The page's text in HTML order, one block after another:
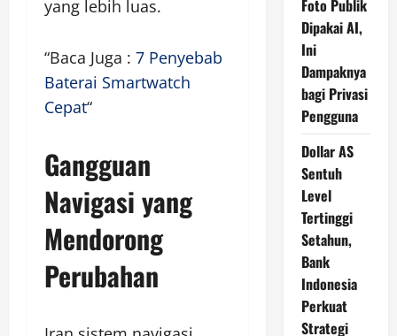
yang lebih luas.
“Baca Juga : 7 Penyebab
Baterai Smartwatch
Cepat“
Gangguan
Navigasi yang
Mendorong
Perubahan
Foto Publik
Dipakai AI,
Ini
Dampaknya
bagi Privasi
Pengguna
Dollar AS
Sentuh
Level
Tertinggi
Setahun,
Bank
Indonesia
Perkuat
Strategi